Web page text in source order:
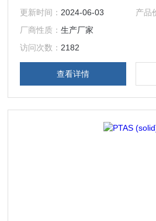
on minimizing the defect density
更新时间： 2024-06-03 产品
厂商性质：生产厂家
访问次数： 2182
查看详情